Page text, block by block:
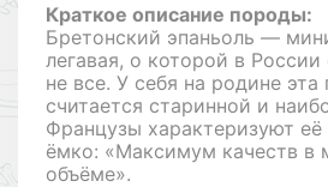
Краткое описание породы:
Бретонский эпаньоль —
легавая, о которой в
не все. У себя на родине эта
считается старинной и
Французы характеризуют её
ёмко: «Максимум качеств в
объёме».